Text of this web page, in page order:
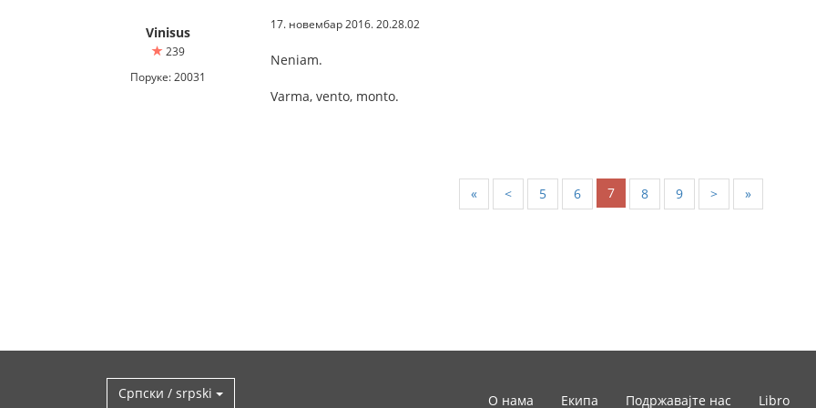
Vinisus
239
Поруке: 20031
17. новембар 2016. 20.28.02
Neniam.
Varma, vento, monto.
« < 5 6 7 8 9 > »
Српски / srpski О нама Екипа Подржавајте нас Libro